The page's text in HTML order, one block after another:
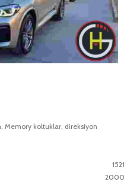
Memory koltuklar, direksiyon
1521
2000